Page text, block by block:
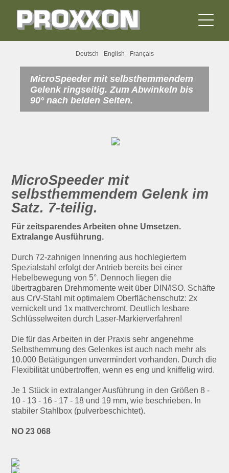
Deutsch English Français
MicroSpeeder mit selbsthemmendem
Gelenk ringseitig. Zum Abwinkeln bis
90° nach beiden Seiten.
MicroSpeeder mit
selbsthemmendem Gelenk im
Satz. 7-teilig.
Für zeitsparendes Arbeiten ohne Umsetzen.
Extralange Ausführung.
Durch 72-zahnigen Innenring aus hochlegiertem
Spezialstahl erfolgt der Antrieb bereits bei einer
Hebelbewegung von 5°. Dennoch liegen die
übertragbaren Drehmomente weit über DIN/ISO. Schäfte
aus CrV-Stahl mit optimalem Oberflächenschutz: 2x
vernickelt und 1x mattverchromt. Deutlich lesbare
Schlüsselweiten durch Laser-Markierverfahren!
Die für das Arbeiten in der Praxis sehr angenehme
Selbsthemmung des Gelenkes ist auch nach mehr als
10.000 Betätigungen unvermindert vorhanden. Durch die
Flexibilität unübertroffen, wenn es eng und kniffelig wird.
Je 1 Stück in extralanger Ausführung in den Größen 8 -
10 - 13 - 16 - 17 - 18 und 19 mm, wie beschrieben. In
stabiler Stahlbox (pulverbeschichtet).
NO 23 068